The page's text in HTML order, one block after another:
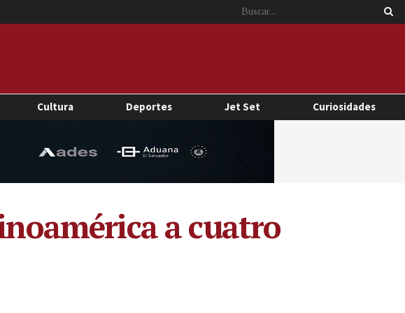
Cultura Deportes Jet Set Curiosidades
a cuatro